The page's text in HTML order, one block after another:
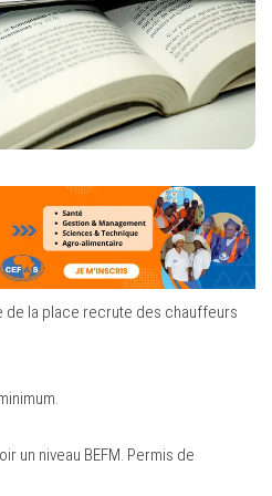
de la place recrute des chauffeurs
un niveau BEFM. Permis de